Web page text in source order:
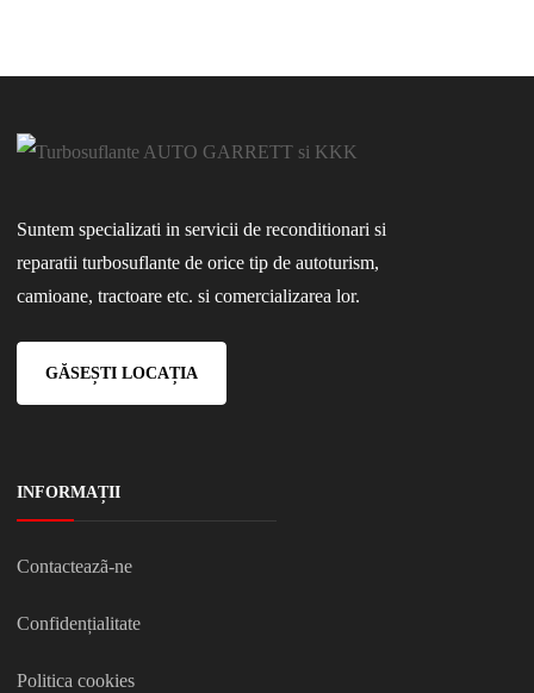
Suntem specializati in servicii de reconditionari si
reparatii turbosuflante de orice tip de autoturism,
camioane, tractoare etc. si comercializarea lor.
GĂSEȘTI LOCAȚIA
INFORMAȚII
Contacteazã-ne
Confidențialitate
Politica cookies